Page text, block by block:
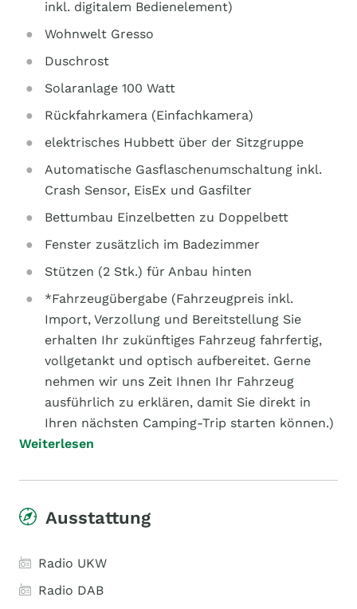
inkl. digitalem Bedienelement)
Wohnwelt Gresso
Duschrost
Solaranlage 100 Watt
Rückfahrkamera (Einfachkamera)
elektrisches Hubbett über der Sitzgruppe
Automatische Gasflaschenumschaltung inkl.
Crash Sensor, EisEx und Gasfilter
Bettumbau Einzelbetten zu Doppelbett
Fenster zusätzlich im Badezimmer
Stützen (2 Stk.) für Anbau hinten
*Fahrzeugübergabe (Fahrzeugpreis inkl.
Import, Verzollung und Bereitstellung Sie
erhalten Ihr zukünftiges Fahrzeug fahrfertig,
vollgetankt und optisch aufbereitet. Gerne
nehmen wir uns Zeit Ihnen Ihr Fahrzeug
ausführlich zu erklären, damit Sie direkt in
Ihren nächsten Camping-Trip starten können.)
Weiterlesen
Ausstattung
Radio UKW
Radio DAB